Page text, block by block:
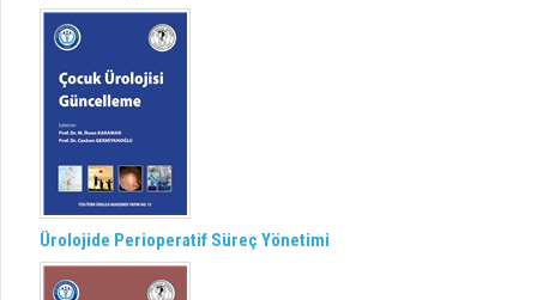
Ürolojide Perioperatif Süreç Yönetimi